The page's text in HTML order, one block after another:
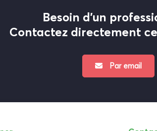
Besoin d'un
Contactez directement
Par email